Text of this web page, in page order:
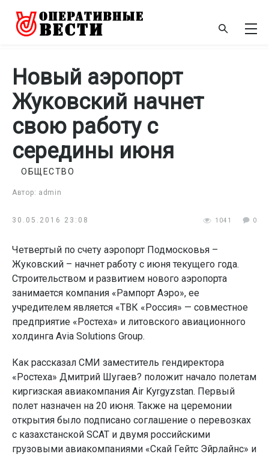
Новый аэропорт
Жуковский начнет
свою работу с
середины июня
Автор: admin
ОБЩЕСТВО
30.05.2016 23:08 1041 0
Четвертый по счету аэропорт Подмосковья –
Жуковский – начнет работу с июня текущего года.
Строительством и развитием нового аэропорта
занимается компания «Рампорт Аэро», ее
учредителем является «ТВК «Россия» — совместное
предприятие «Ростеха» и литовского авиационного
холдинга Avia Solutions Group.
Как рассказал СМИ заместитель гендиректора
«Ростеха» Дмитрий Шугаев? положит начало полетам
киргизская авиакомпания Air Kyrgyzstan. Первый
полет назначен на 20 июня. Также на церемонии
открытия было подписано соглашение о перевозках
с казахстанской SCAT и двумя российскими
грузовыми авиакомпаниями «Скай Гейтс Эйрлайнс» и